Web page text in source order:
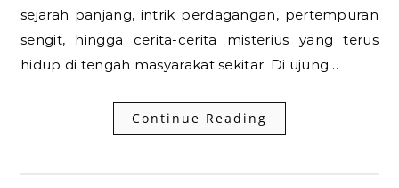
sejarah panjang, intrik perdagangan, pertempuran
sengit, hingga cerita-cerita misterius yang terus
hidup di tengah masyarakat sekitar. Di ujung…
Continue Reading